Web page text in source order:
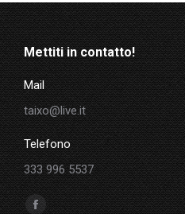
Mettiti in contatto!
Mail
taixo@live.it
Telefono
333 996 5537
Ci puoi trovare su: